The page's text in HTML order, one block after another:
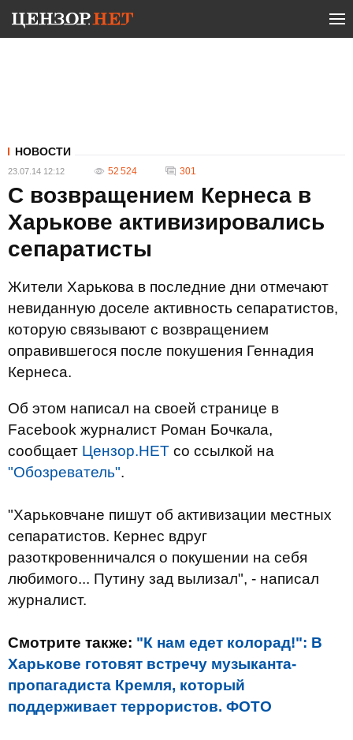
НОВОСТИ
23.07.14 12:12 52 524 301
С возвращением Кернеса в
Харькове активизировались
сепаратисты
Жители Харькова в последние дни отмечают
невиданную доселе активность сепаратистов,
которую связывают с возвращением
оправившегося после покушения Геннадия
Кернеса.
Об этом написал на своей странице в
Facebook журналист Роман Бочкала,
сообщает Цензор.НЕТ со ссылкой на
"Обозреватель".
"Харьковчане пишут об активизации местных
сепаратистов. Кернес вдруг
разоткровенничался о покушении на себя
любимого... Путину зад вылизал", - написал
журналист.
Смотрите также: "К нам едет колорад!": В
Харькове готовят встречу музыканта-
пропагадиста Кремля, который
поддерживает террористов. ФОТО